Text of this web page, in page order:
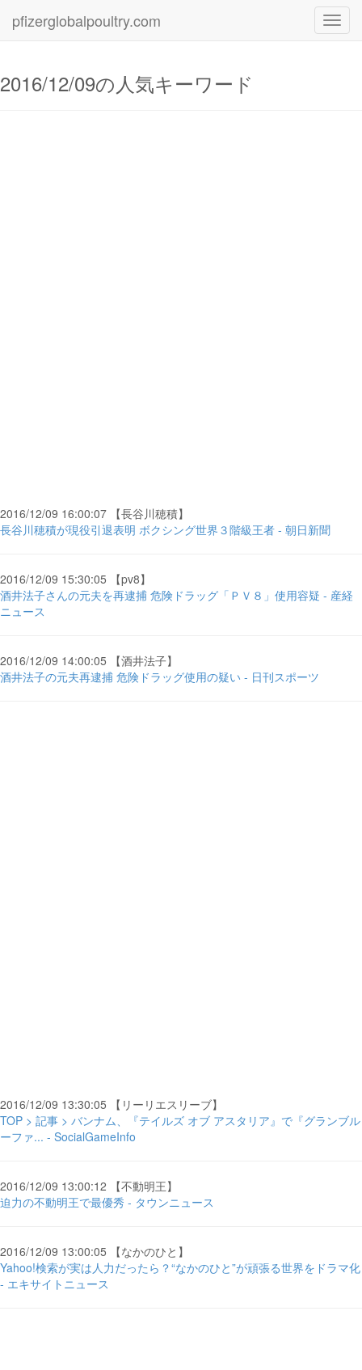
pfizerglobalpoultry.com
2016/12/09の人気キーワード
2016/12/09 16:00:07 【長谷川穂積】
長谷川穂積が現役引退表明 ボクシング世界３階級王者 - 朝日新聞
2016/12/09 15:30:05 【pv8】
酒井法子さんの元夫を再逮捕 危険ドラッグ「ＰＶ８」使用容疑 - 産経
ニュース
2016/12/09 14:00:05 【酒井法子】
酒井法子の元夫再逮捕 危険ドラッグ使用の疑い - 日刊スポーツ
2016/12/09 13:30:05 【リーリエスリーブ】
TOP > 記事 > バンナム、『テイルズ オブ アスタリア』で『グランブル
ーファ... - SocialGameInfo
2016/12/09 13:00:12 【不動明王】
迫力の不動明王で最優秀 - タウンニュース
2016/12/09 13:00:05 【なかのひと】
Yahoo!検索が実は人力だったら？“なかのひと”が頑張る世界をドラマ化
- エキサイトニュース